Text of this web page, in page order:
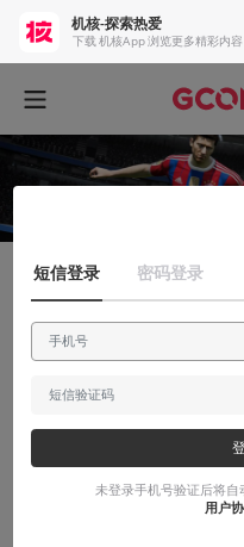
FIFA的正确打开方式
安利一款最真实的足球模拟游
机核-探索热爱
下载 机核App 浏览更多精彩内容
短信登录 密码登录
未登录手机号验证后将
用户